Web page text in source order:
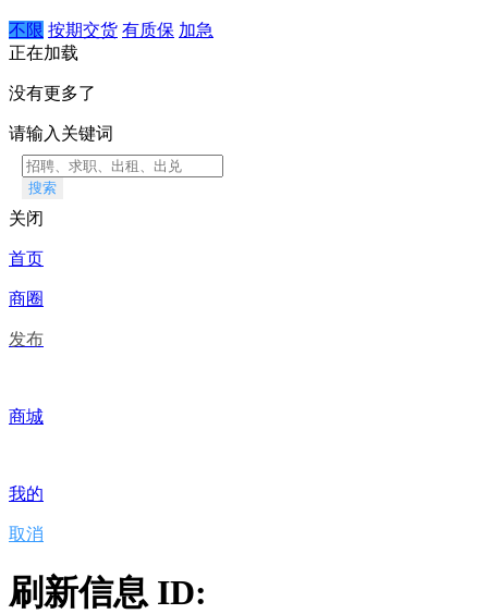
不限 按期交货 有质保 加急
正在加载
没有更多了
请输入关键词
搜索
关闭
首页
商圈
发布
商城
我的
取消
刷新信息 ID: